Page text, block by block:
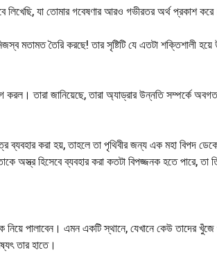
যা তোমার গবেষণার আরও গভীরতর অর্থ প্রকাশ
মতামত তৈরি করছে! তার সৃষ্টিটি যে এতটা শক্তিশালী হয়ে
তারা জানিয়েছে, তারা অ্যাড্রার উন্নতি সম্পর্কে
ব্যবহার করা হয়, তাহলে তা পৃথিবীর জন্য এক মহা বিপদ
অস্ত্র হিসেবে ব্যবহার করা কতটা বিপজ্জনক হতে পারে, তা
পালাবেন। এমন একটি স্থানে, যেখানে কেউ তাদের খুঁজে
তার হাতে।